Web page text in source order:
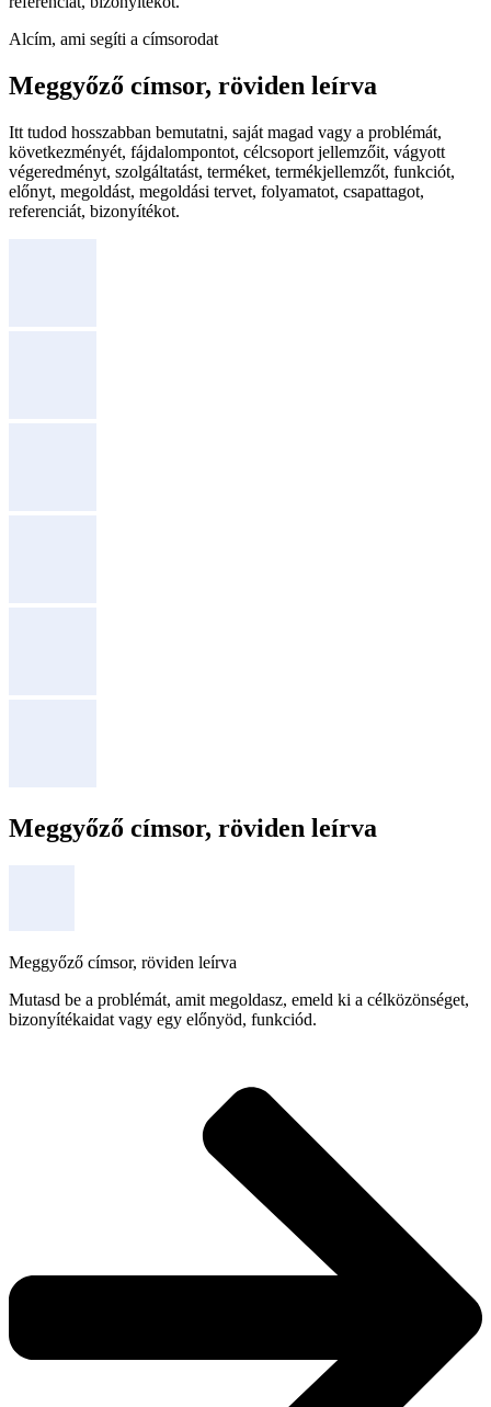
Alcím, ami segíti a címsorodat
Meggyőző címsor, röviden leírva
Itt tudod hosszabban bemutatni, saját magad vagy a problémát,
következményét, fájdalompontot, célcsoport jellemzőit, vágyott
végeredményt, szolgáltatást, terméket, termékjellemzőt, funkciót,
előnyt, megoldást, megoldási tervet, folyamatot, csapattagot,
referenciát, bizonyítékot.
Meggyőző címsor, röviden leírva
Meggyőző címsor, röviden leírva
Mutasd be a problémát, amit megoldasz, emeld ki a célközönséget,
bizonyítékaidat vagy egy előnyöd, funkciód.